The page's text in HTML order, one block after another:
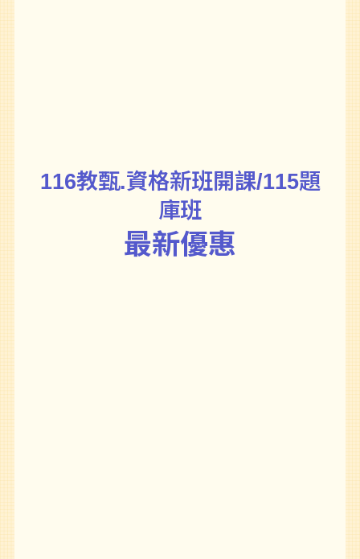
116教甄.資格新班開課/115題
庫班
最新優惠